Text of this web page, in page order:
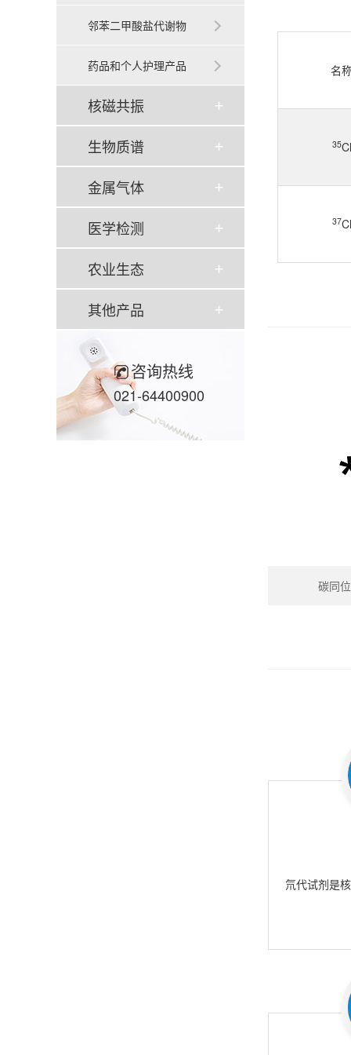
邻苯二甲酸盐代谢物
药品和个人护理产品
核磁共振
生物质谱
金属气体
医学检测
农业生态
其他产品
咨询热线
021-64400900
名
35Cl
37Cl
碳同
氘代试剂是